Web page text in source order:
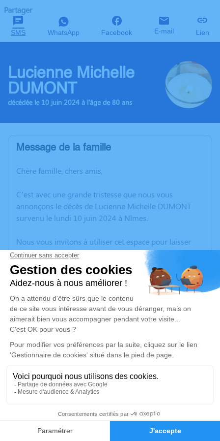
Faire-part Hommages
Partager
SMS WhatsApp Facebook E-mail Lien
Lucienne Michelle
DUMONT
décédée le 10 juin 2024 à l'âge de 80 ans
Message de la famille
Chère famille, chers amis,
C’est avec une grande tristesse que nous vous
annonçons le décès de Lucienne Michelle DUMONT
survenu le lundi 10 juin 2024 à Nîmes.
Nous vous invitons à utiliser cet espace pour laisser
vos condoléances, partager des photos souvenirs, une
anecdote ou exprimer vos pensées à travers des
poèmes ou des textes. Cet endroit est un lieu
d'expression dédié à honorer la mémoire de Lucienne
Michelle DUMONT.
Un service de plantation d’arbre hommage est
disponible ici.
Je rends hommage
Cérémonie religieuse
Cathédrale Saint Théodorit d'Uzès
Place de l'Evêché